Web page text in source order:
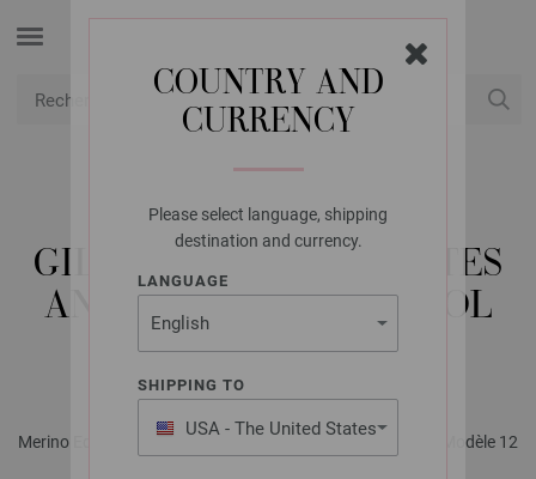
COUNTRY AND
CURRENCY
Please select language, shipping
destination and currency.
LANGUAGE
SHIPPING TO
USA - The United States
of America
LANA GROSSA
GILET EN FAUSSES CÔTES
ANGLAISES COOL WOOL
PRINT
Merino Edition No. 4 - Magazine (DE) + Explications (FR) | Modèle 12